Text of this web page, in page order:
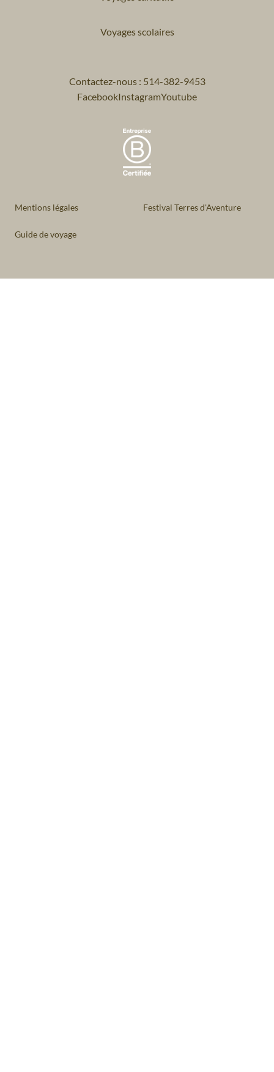
Voyages scolaires
Contactez-nous : 514-382-9453
FacebookInstagramYoutube
Mentions légales Festival Terres d'Aventure
Guide de voyage